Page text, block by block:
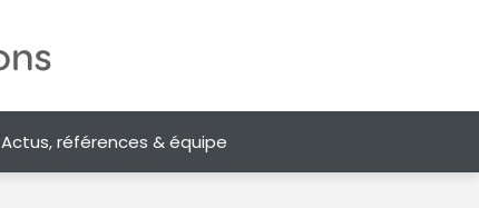
Actus, références & équipe